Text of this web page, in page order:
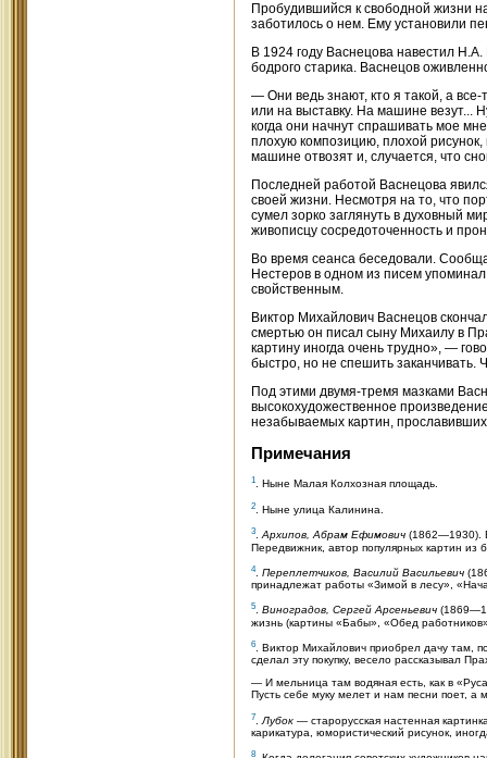
Пробудившийся к свободной жизни
заботилось о нем. Ему установили
В 1924 году Васнецова навестил
бодрого старика. Васнецов
— Они ведь знают, кто я такой, а
или на выставку. На машине везут...
когда они начнут спрашивать мое
плохую композицию, плохой
машине отвозят и, случается, что
Последней работой Васнецова
своей жизни. Несмотря на то, что
сумел зорко заглянуть в духовный
живописцу сосредоточенность и
Во время сеанса беседовали.
Нестеров в одном из писем
свойственным.
Виктор Михайлович Васнецов
смертью он писал сыну Михаилу в
картину иногда очень трудно», —
быстро, но не спешить заканчивать.
Под этими двумя-тремя мазками
высокохудожественное
незабываемых картин,
Примечания
1. Ныне Малая Колхозная площадь.
2 . Ныне улица Калинина.
3.Архипов, Абрам Ефимович (1862—1930).
Передвижник, автор популярных картин
4. Переплетчиков, Василий Васильевич
принадлежат работы «Зимой в лесу»,
5. Виноградов, Сергей Арсеньевич
жизнь (картины «Бабы», «Обед
6. Виктор Михайлович приобрел дачу там,
сделал эту покупку, весело рассказывал
— И мельница там водяная есть, как в
Пусть себе муку мелет и нам песни поет, а
7 Лубок — старорусская настенная
карикатура, юмористический рисунок,
8